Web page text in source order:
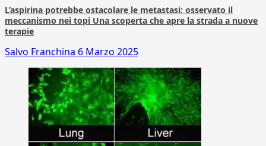
L’aspirina potrebbe ostacolare le metastasi: osservato il
meccanismo nei topi Una scoperta che apre la strada a nuove
terapie
Salvo Franchina 6 Marzo 2025